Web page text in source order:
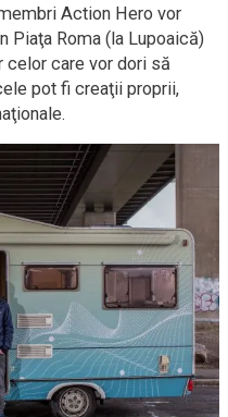
Action Hero vor
Piaţa Roma (la Lupoaică)
celor care vor dori să
pot fi creaţii proprii,